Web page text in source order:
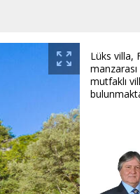
Lüks villa,
mutfaklı